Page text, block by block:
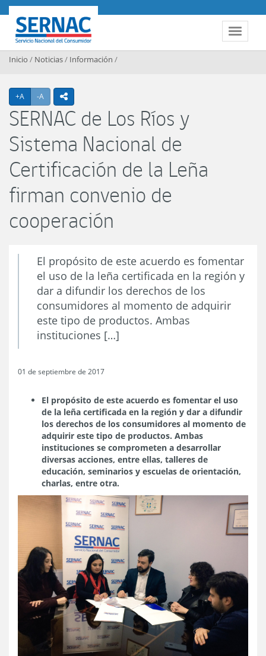
Contenido principal
Toggle
SERNAC
Inicio / Noticias/ Información /
+A Agrandar texto
-A Achicar textoicono compartir
SERNAC de Los Ríos y
Sistema Nacional de
Certificación de la Leña
firman convenio de
cooperación
El propósito de este acuerdo es fomentar
el uso de la leña certificada en la región y
dar a difundir los derechos de los
consumidores al momento de adquirir
este tipo de productos. Ambas
instituciones […]
01 de septiembre de 2017
El propósito de este acuerdo es fomentar el uso
de la leña certificada en la región y dar a difundir
los derechos de los consumidores al momento de
adquirir este tipo de productos. Ambas
instituciones se comprometen a desarrollar
diversas acciones, entre ellas, talleres de
educación, seminarios y escuelas de orientación,
charlas, entre otra.